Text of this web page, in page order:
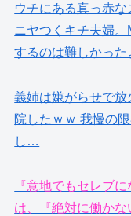
ウチにある真っ赤な
ニヤつくキチ夫婦
するのは難しかっ
義姉は嫌がらせで
院したｗｗ 我慢の
し…
『意地でもセレブ
は、『絶対に働か